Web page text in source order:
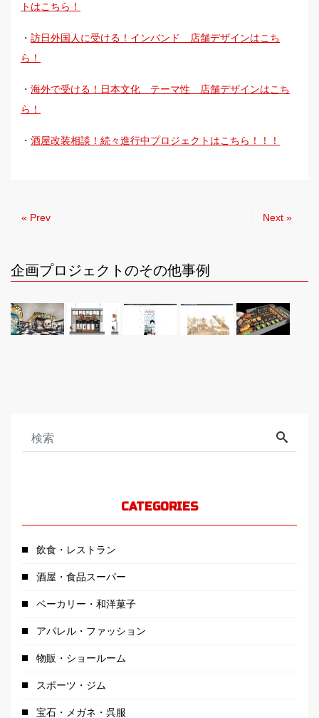
トはこちら！
・ 訪日外国人に受ける！インバンド 店舗デザインはこち
ら！
・ 海外で受ける！日本文化 テーマ性 店舗デザインはこち
ら！
・ 酒屋改装相談！続々進行中プロジェクトはこちら！！！
« Prev Next »
企画プロジェクトのその他事例
CATEGORIES
飲食・レストラン
酒屋・食品スーパー
ベーカリー・和洋菓子
アパレル・ファッション
物販・ショールーム
スポーツ・ジム
宝石・メガネ・呉服